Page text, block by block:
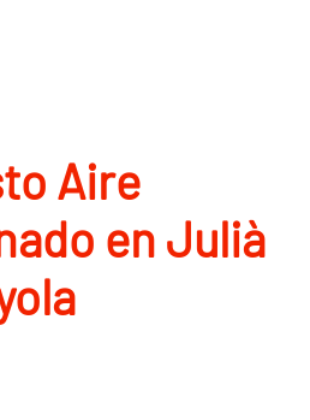
Aire
en Julià